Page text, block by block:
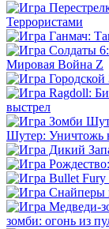
Террористами
Мировая Война Z
выстрел
Шутер: Уничтожь
зомби: огонь из